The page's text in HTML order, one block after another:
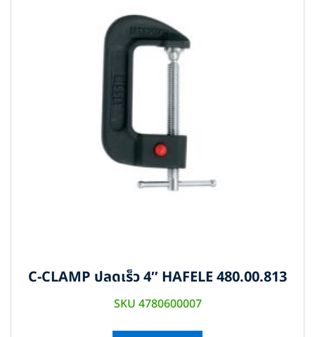
C-CLAMP ปลดเร็ว 4″ HAFELE 480.00.813
SKU 4780600007